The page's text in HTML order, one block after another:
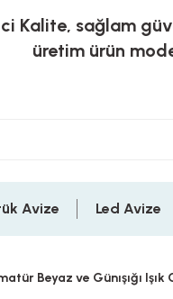
Kalite, sağlam
üretim ürün
Avize Led Avize
Beyaz ve Günışığı Işık